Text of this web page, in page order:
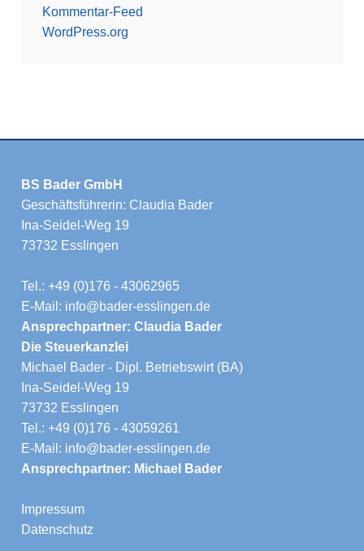
Kommentar-Feed
WordPress.org
BS Bader GmbH
Geschäftsführerin: Claudia Bader
Ina-Seidel-Weg 19
73732 Esslingen
Tel.: +49 (0)176 - 43062965
E-Mail: info@bader-esslingen.de
Ansprechpartner: Claudia Bader
Die Steuerkanzlei
Michael Bader - Dipl. Betriebswirt (BA)
Ina-Seidel-Weg 19
73732 Esslingen
Tel.: +49 (0)176 - 43059261
E-Mail: info@bader-esslingen.de
Ansprechpartner: Michael Bader
Impressum
Datenschutz